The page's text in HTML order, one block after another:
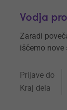
Vodja
Zaradi
iščemo nove
Prijave do
Kraj dela